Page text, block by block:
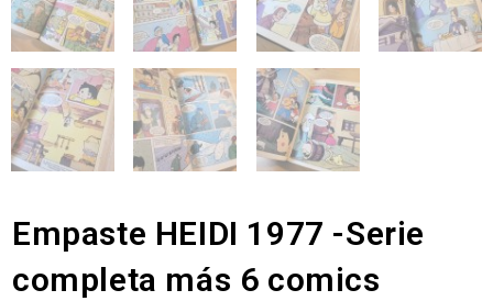
Empaste HEIDI 1977 -Serie
completa más 6 comics